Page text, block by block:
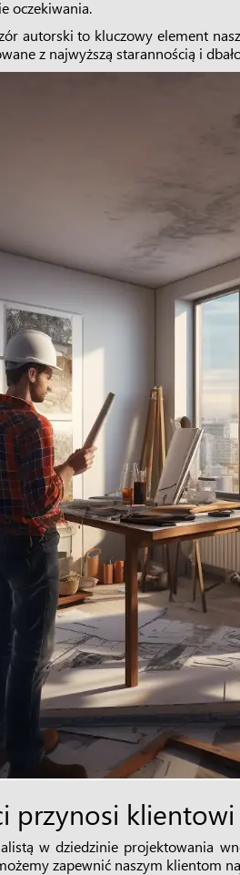
oczekiwania.
autorski to kluczowy element
z najwyższą starannością i
przynosi
w dziedzinie projektowania
zapewnić naszym klientom